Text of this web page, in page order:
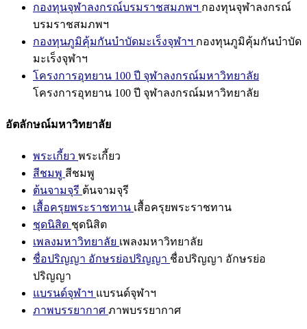
กองทุนจุฬาลงกรณ์บรมราชสมภพฯ กองทุนจุฬาลงกรณ์
บรมราชสมภพฯ
กองทุนภูมิคุ้มกันบำบัดมะเร็งจุฬาฯ กองทุนภูมิคุ้มกันบำบัด
มะเร็งจุฬาฯ
โครงการอุทยาน 100 ปี จุฬาลงกรณ์มหาวิทยาลัย
โครงการอุทยาน 100 ปี จุฬาลงกรณ์มหาวิทยาลัย
อัตลักษณ์มหาวิทยาลัย
พระเกี้ยว พระเกี้ยว
สีชมพู สีชมพู
ต้นจามจุรี ต้นจามจุรี
เสื้อครุยพระราชทาน เสื้อครุยพระราชทาน
ชุดนิสิต ชุดนิสิต
เพลงมหาวิทยาลัย เพลงมหาวิทยาลัย
ชื่อปริญญา อักษรย่อปริญญา ชื่อปริญญา อักษรย่อ
ปริญญา
แบรนด์จุฬาฯ แบรนด์จุฬาฯ
ภาพบรรยากาศ ภาพบรรยากาศ